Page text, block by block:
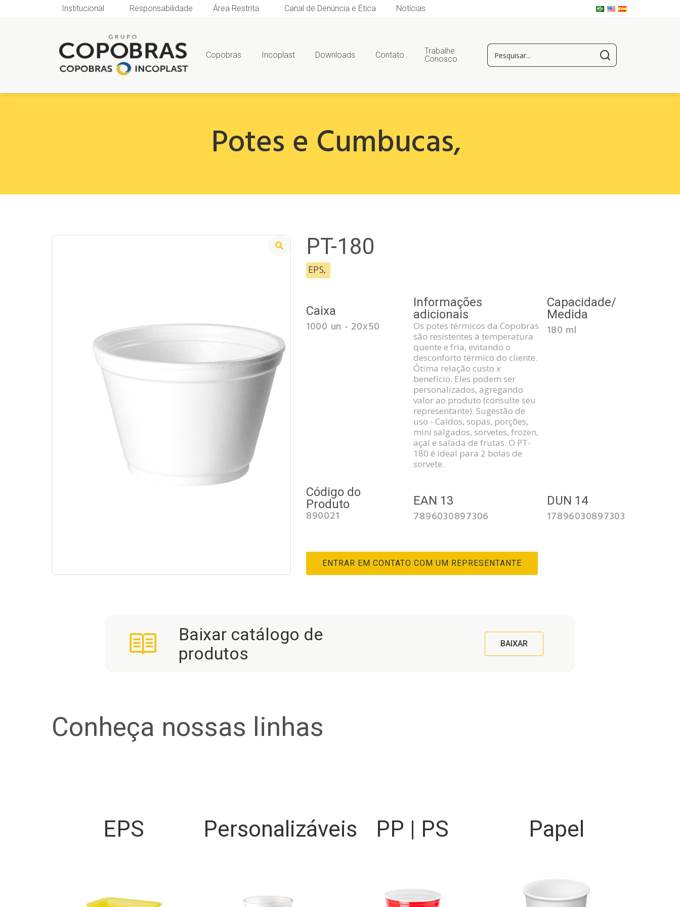
Institucional Responsabilidade Área Restrita Canal de Denúncia e Ética Notícias
Copobras Incoplast Downloads Contato
Trabalhe
Conosco
Potes e Cumbucas,
PT-180
EPS,
Caixa
1000 un - 20x50
Informações
adicionais
Os potes térmicos da Copobras
são resistentes à temperatura
quente e fria, evitando o
desconforto térmico do cliente.
Ótima relação custo x
benefício. Eles podem ser
personalizados, agregando
valor ao produto (consulte seu
representante). Sugestão de
uso - Caldos, sopas, porções,
mini salgados, sorvetes, frozen,
açaí e salada de frutas. O PT-
180 é ideal para 2 bolas de
sorvete.
Capacidade/
Medida
180 ml
Código do
Produto
890021
EAN 13
7896030897306
DUN 14
17896030897303
ENTRAR EM CONTATO COM UM REPRESENTANTE
Baixar catálogo de
produtos
BAIXAR
Conheça nossas linhas
EPS Personalizáveis PP | PS Papel